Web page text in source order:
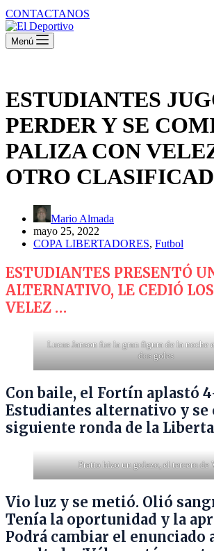
CONTACTANOS
Menú
ESTUDIANTES
PERDER Y SE
PALIZA CON
OTRO
Mario Almada
mayo 25, 2022
COPA LIBERTADORES, Futbol
ESTUDIANTES PRESENTÓ
ALTERNATIVO, LE CEDIÓ
VELEZ …
Lucas Janson fue la gran figura de la noche
dos goles
Con baile, el Fortín aplastó
Estudiantes alternativo y se
siguiente ronda de la
Pratto hizo un golazo, el tercero de
Vio luz y se metió. Olió
Tenía la oportunidad y la
Podrá cambiar el enunciado